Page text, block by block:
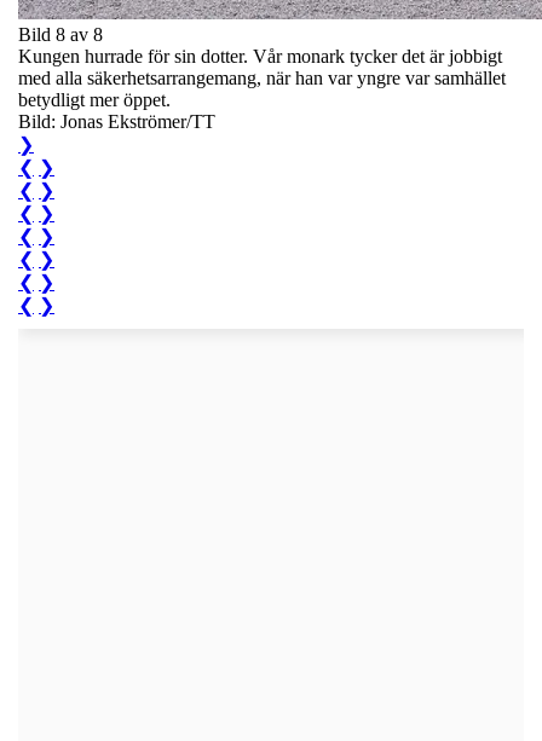
Bild 8 av 8
Kungen hurrade för sin dotter. Vår monark tycker det är jobbigt
med alla säkerhetsarrangemang, när han var yngre var samhället
betydligt mer öppet.
Bild: Jonas Ekströmer/TT
❯
❮ ❯
❮ ❯
❮ ❯
❮ ❯
❮ ❯
❮ ❯
❮ ❯